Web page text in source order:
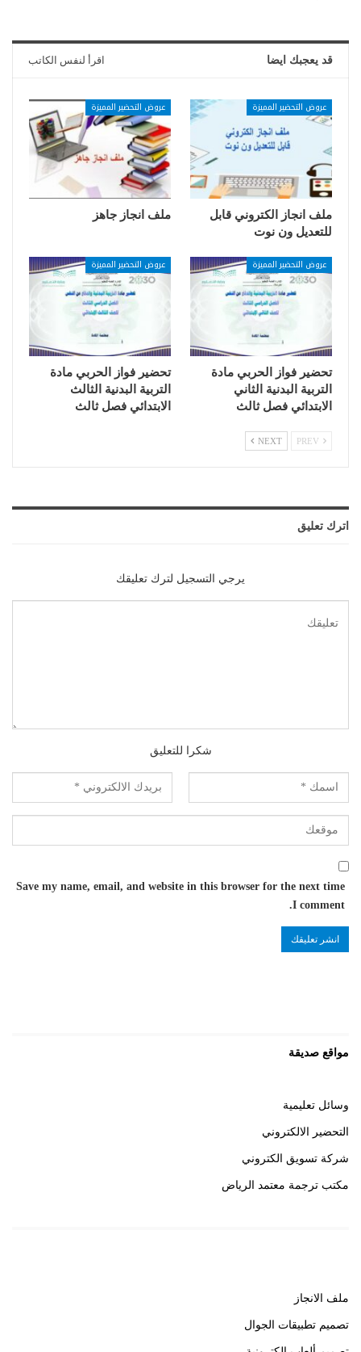
قد يعجبك ايضا اقرأ لنفس الكاتب
عروض التحضير المميزة
ملف انجاز الكتروني قابل
للتعديل ون نوت
عروض التحضير المميزة
ملف انجاز جاهز
عروض التحضير المميزة
تحضير فواز الحربي مادة
التربية البدنية الثاني
الابتدائي فصل ثالث
عروض التحضير المميزة
تحضير فواز الحربي مادة
التربية البدنية الثالث
الابتدائي فصل ثالث
NEXT
اترك تعليق
يرجي التسجيل لترك تعليقك
شكرا للتعليق
Save my name, email, and website in this browser for the next time
I comment.
مواقع صديقة
وسائل تعليمية
التحضير الالكتروني
شركة تسويق الكتروني
مكتب ترجمة معتمد الرياض
ملف الانجاز
تصميم تطبيقات الجوال